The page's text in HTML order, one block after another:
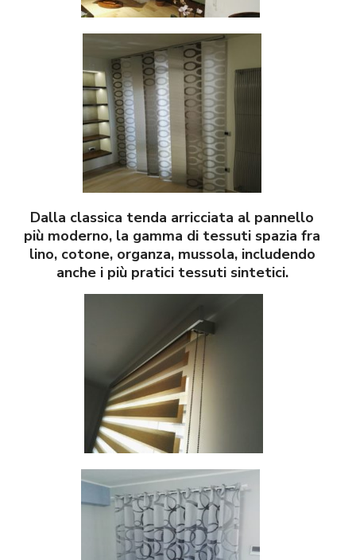
Dalla classica tenda arricciata al pannello
più moderno, la gamma di tessuti spazia fra
lino, cotone, organza, mussola, includendo
anche i più pratici tessuti sintetici.